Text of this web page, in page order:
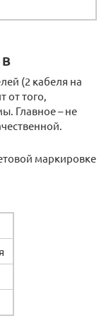
В
(2 кабеля на
от того,
Главное – не
маркировке